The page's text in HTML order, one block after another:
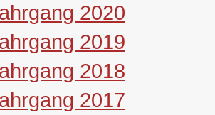
2020
2019
2018
2017